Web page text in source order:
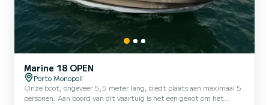
Marine 18 OPEN
Porto Monopoli
Onze boot, ongeveer 5,5 meter lang, biedt plaats aan maximaal 5
personen. Aan boord van dit vaartuig is het een genot om het